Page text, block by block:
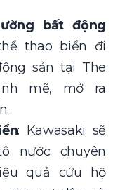
bất động
thao biển đi
sản tại The
mẽ, mở ra
: Kawasaki sẽ
nước chuyên
quả cứu hộ